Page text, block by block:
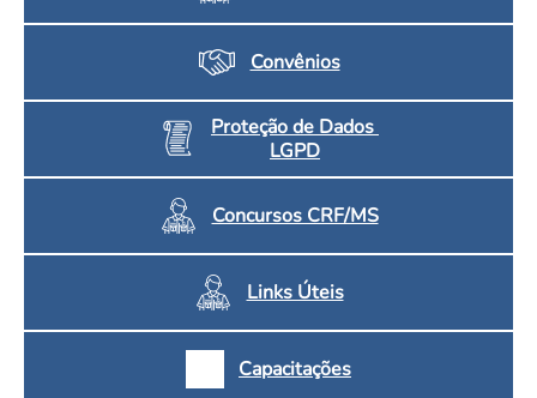
Convênios
Proteção de Dados
LGPD
Concursos CRF/MS
Links Úteis
Capacitações